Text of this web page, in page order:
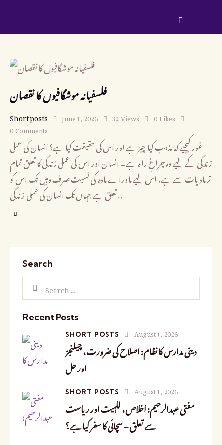
فلسفیانہ موشگافیوں کا نقصان
Short posts June 1, 2026 32Views 0Likes
0Comments
غور کیجیے کہ مذہب کیا چیز ہے اور اس کی حقیقت کیا ہے؟ انسان کی عملی
زندگی کے لیے وہ چراغِ راہ ہے۔ انسان اور اس کی عملی زندگی کا تعلق تمام
تر مادیات سے ہے، اس لیے ماوراے مادہ کی نسبت صرف وہیں تک اس کو
تعلق ہے جہاں تک انسان کی عملی زندگی…
Search
Recent Posts
SHORT POSTS August 1, 2026
دینی مدارس کا نظام: اصلاح کی ضرورت، چیلنجز
اور حل
SHORT POSTS August 1, 2026
مفتی عبدالرحیم: اخلاص، للہیت اور ریاست
سے تعلق – سچائی کا سفر کیا ہے؟